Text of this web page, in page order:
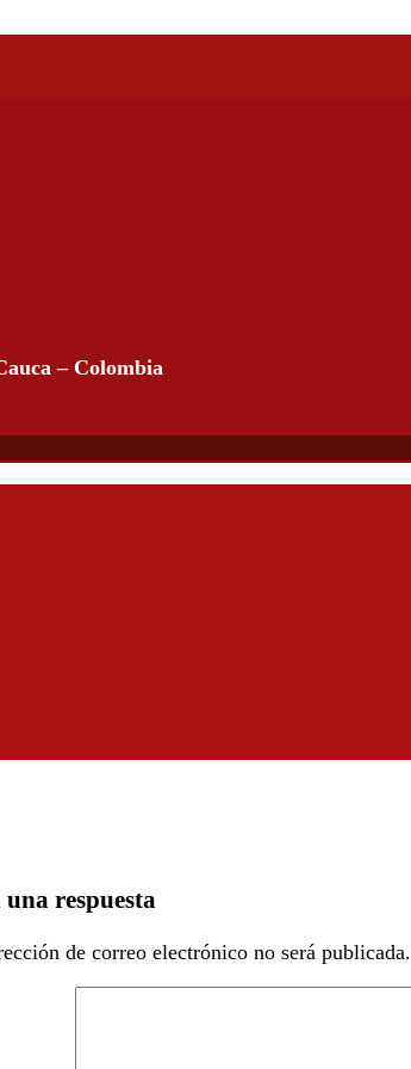
– Colombia
una respuesta
de correo electrónico no será publicada.